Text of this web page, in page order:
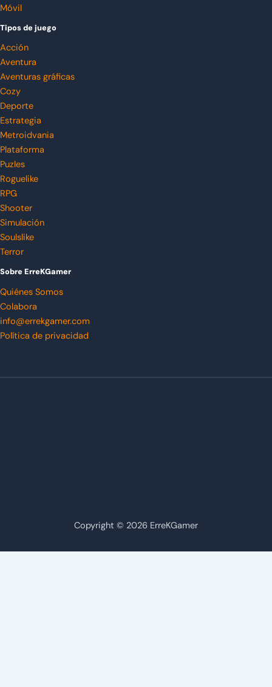
Móvil
Tipos de juego
Acción
Aventura
Aventuras gráficas
Cozy
Deporte
Estrategia
Metroidvania
Plataforma
Puzles
Roguelike
RPG
Shooter
Simulación
Soulslike
Terror
Sobre ErreKGamer
Quiénes Somos
Colabora
info@errekgamer.com
Política de privacidad
Copyright © 2026 ErreKGamer